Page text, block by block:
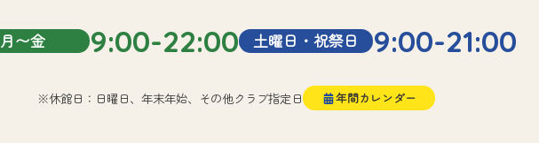
月〜金 9:00-22:00 土曜日・祝祭日 9:00-21:00
※休館日：日曜日、年末年始、その他クラブ指定日 年間カレンダー